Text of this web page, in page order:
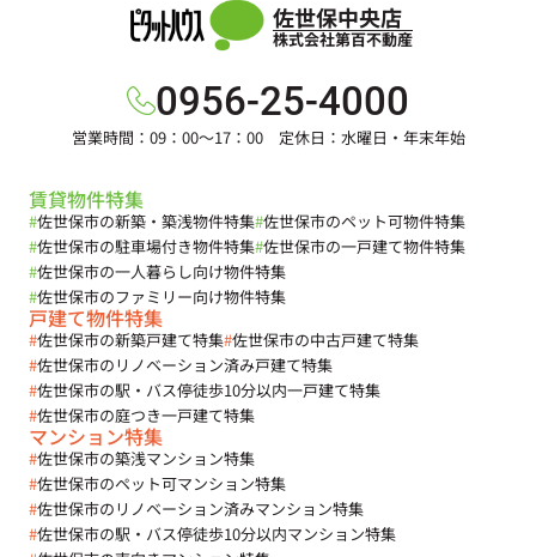
佐世保中央店
株式会社第百不動産
0956-25-4000
営業時間：09：00～17：00 定休日：水曜日・年末年始
賃貸物件特集
#佐世保市の新築・築浅物件特集#佐世保市のペット可物件特集
#佐世保市の駐車場付き物件特集#佐世保市の一戸建て物件特集
#佐世保市の一人暮らし向け物件特集
#佐世保市のファミリー向け物件特集
戸建て物件特集
#佐世保市の新築戸建て特集#佐世保市の中古戸建て特集
#佐世保市のリノベーション済み戸建て特集
#佐世保市の駅・バス停徒歩10分以内一戸建て特集
#佐世保市の庭つき一戸建て特集
マンション特集
#佐世保市の築浅マンション特集
#佐世保市のペット可マンション特集
#佐世保市のリノベーション済みマンション特集
#佐世保市の駅・バス停徒歩10分以内マンション特集